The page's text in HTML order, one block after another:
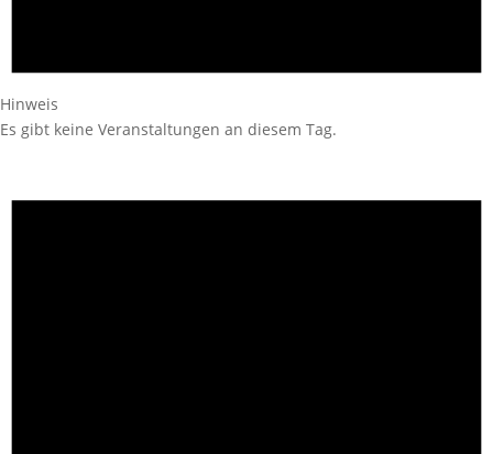
Hinweis
Es gibt keine Veranstaltungen an diesem Tag.